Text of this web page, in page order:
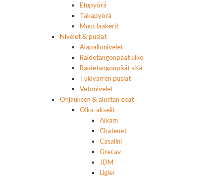
Etupyörä
Takapyörä
Muut laakerit
Nivelet & puslat
Alapallonivelet
Raidetangonpäät ulko
Raidetangonpäät sisä
Tukivarren puslat
Vetonivelet
Ohjauksen & alustan osat
Olka-akselit
Aixam
Chatenet
Casalini
Grecav
JDM
Ligier